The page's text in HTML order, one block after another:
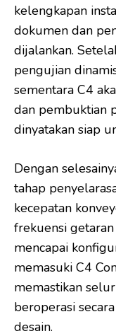
kelengkapan
dokumen dan
dijalankan.
pengujian
sementara C4
dan pembuktian
dinyatakan siap
Dengan
tahap
kecepatan
frekuensi getaran
mencapai
memasuki C4
memastikan
beroperasi
desain.